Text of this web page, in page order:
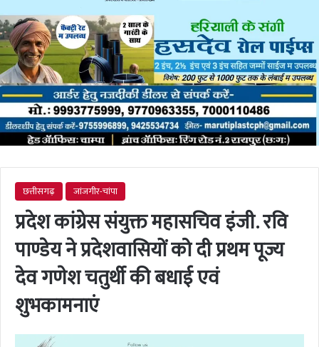
छत्तीसगढ़ जांजगीर-चांपा
प्रदेश कांग्रेस संयुक्त महासचिव इंजी. रवि
पाण्डेय ने प्रदेशवासियों को दी प्रथम पूज्य
देव गणेश चतुर्थी की बधाई एवं
शुभकामनाएं